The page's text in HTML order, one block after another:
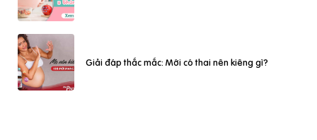
Giải đáp thắc mắc: Mới có thai nên kiêng gì?